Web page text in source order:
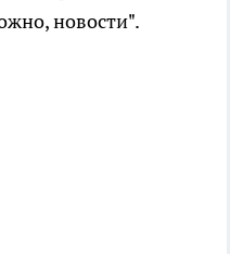
новости".